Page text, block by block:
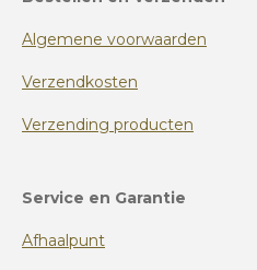
Algemene voorwaarden
Verzendkosten
Verzending producten
Service en Garantie
Afhaalpunt